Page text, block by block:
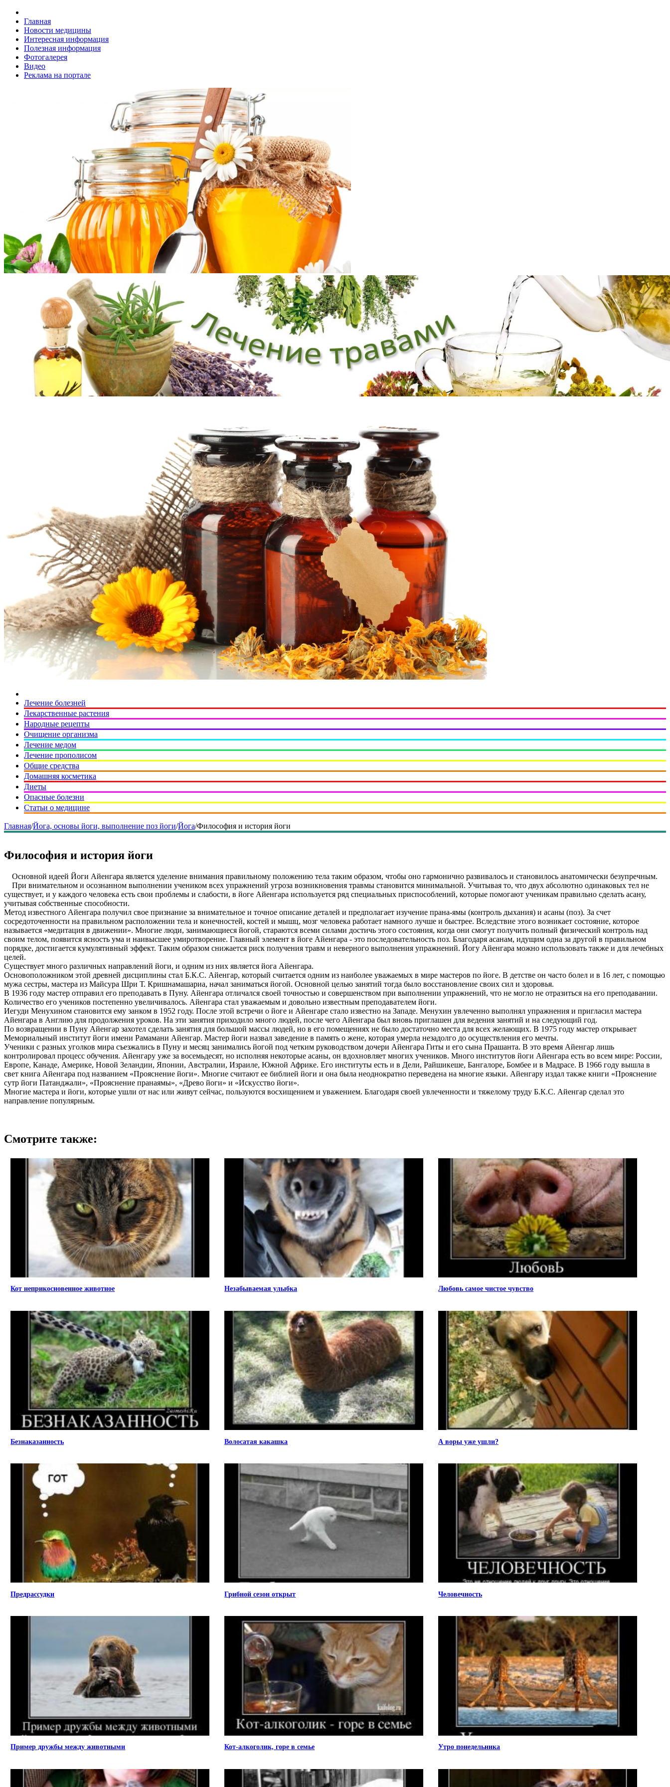
Главная
Новости медицины
Интересная информация
Полезная информация
Фотогалерея
Видео
Реклама на портале
Лечение болезней
Лекарственные растения
Народные рецепты
Очищение организма
Лечение медом
Лечение прополисом
Общие средства
Домашняя косметика
Диеты
Опасные болезни
Статьи о медицине
Главная/Йога, основы йоги, выполнение поз йоги/Йога/Философия и история йоги
Философия и история йоги
Основной идеей Йоги Айенгара является уделение внимания правильному положению тела таким образом, чтобы оно гармонично развивалось и становилось анатомически безупречным.
При внимательном и осознанном выполнении учеником всех упражнений угроза возникновения травмы становится минимальной. Учитывая то, что двух абсолютно одинаковых тел не
существует, и у каждого человека есть свои проблемы и слабости, в йоге Айенгара используется ряд специальных приспособлений, которые помогают ученикам правильно сделать асану,
учитывая собственные способности.
Метод известного Айенгара получил свое признание за внимательное и точное описание деталей и предполагает изучение прана-ямы (контроль дыхания) и асаны (поз). За счет
сосредоточенности на правильном расположении тела и конечностей, костей и мышц, мозг человека работает намного лучше и быстрее. Вследствие этого возникает состояние, которое
называется «медитация в движении». Многие люди, занимающиеся йогой, стараются всеми силами достичь этого состояния, когда они смогут получить полный физический контроль над
своим телом, появится ясность ума и наивысшее умиротворение. Главный элемент в йоге Айенгара - это последовательность поз. Благодаря асанам, идущим одна за другой в правильном
порядке, достигается кумулятивный эффект. Таким образом снижается риск получения травм и неверного выполнения упражнений. Йогу Айенгара можно использовать также и для лечебных
целей.
Существует много различных направлений йоги, и одним из них является йога Айенгара.
Основоположником этой древней дисциплины стал Б.К.С. Айенгар, который считается одним из наиболее уважаемых в мире мастеров по йоге. В детстве он часто болел и в 16 лет, с помощью
мужа сестры, мастера из Майсура Шри Т. Кришнамашариа, начал заниматься йогой. Основной целью занятий тогда было восстановление своих сил и здоровья.
В 1936 году мастер отправил его преподавать в Пуну. Айенгара отличался своей точностью и совершенством при выполнении упражнений, что не могло не отразиться на его преподавании.
Количество его учеников постепенно увеличивалось. Айенгара стал уважаемым и довольно известным преподавателем йоги.
Иегуди Менухином становится ему занком в 1952 году. После этой встречи о йоге и Айенгаре стало известно на Западе. Менухин увлеченно выполнял упражнения и пригласил мастера
Айенгара в Англию для продолжения уроков. На эти занятия приходило много людей, после чего Айенгара был вновь приглашен для ведения занятий и на следующий год.
По возвращении в Пуну Айенгар захотел сделать занятия для большой массы людей, но в его помещениях не было достаточно места для всех желающих. В 1975 году мастер открывает
Мемориальный институт йоги имени Рамамани Айенгар. Мастер йоги назвал заведение в память о жене, которая умерла незадолго до осуществления его мечты.
Ученики с разных уголков мира съезжались в Пуну и месяц занимались йогой под четким руководством дочери Айенгара Гиты и его сына Прашанта. В это время Айенгар лишь
контролировал процесс обучения. Айенгару уже за восемьдесят, но исполняя некоторые асаны, он вдохновляет многих учеников. Много институтов йоги Айенгара есть во всем мире: России,
Европе, Канаде, Америке, Новой Зеландии, Японии, Австралии, Израиле, Южной Африке. Его институты есть и в Дели, Райшикеше, Бангалоре, Бомбее и в Мадрасе. В 1966 году вышла в
свет книга Айенгара под названием «Прояснение йоги». Многие считают ее библией йоги и она была неоднократно переведена на многие языки. Айенгару издал также книги «Прояснение
сутр йоги Патанджали», «Прояснение пранаямы», «Древо йоги» и «Искусство йоги».
Многие мастера и йоги, которые ушли от нас или живут сейчас, пользуются восхищением и уважением. Благодаря своей увлеченности и тяжелому труду Б.К.С. Айенгар сделал это
направление популярным.
Смотрите также:
Кот неприкосновенное животное Незабываемая улыбка Любовь самое чистое чувство
Безнаказанность Волосатая какашка А воры уже ушли?
Предрассудки Грибной сезон открыт Человечность
Пример дружбы между животными Кот-алкоголик, горе в семье Утро понедельника